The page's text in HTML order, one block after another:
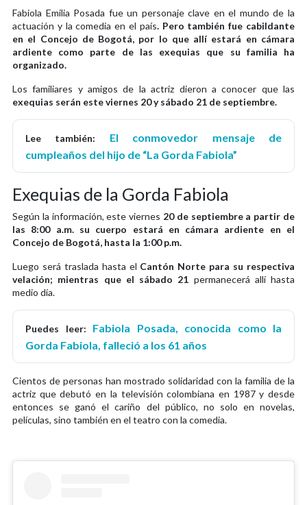
Fabiola Emilia Posada fue un personaje clave en el mundo de la
actuación y la comedia en el país. Pero también fue cabildante
en el Concejo de Bogotá, por lo que allí estará en cámara
ardiente como parte de las exequias que su familia ha
organizado.
Los familiares y amigos de la actriz dieron a conocer que las
exequias serán este viernes 20 y sábado 21 de septiembre.
Lee también: El conmovedor mensaje de
cumpleaños del hijo de “La Gorda Fabiola”
Exequias de la Gorda Fabiola
Según la información, este viernes 20 de septiembre a partir de
las 8:00 a.m. su cuerpo estará en cámara ardiente en el
Concejo de Bogotá, hasta la 1:00 p.m.
Luego será traslada hasta el Cantón Norte para su respectiva
velación; mientras que el sábado 21 permanecerá allí hasta
medio día.
Puedes leer: Fabiola Posada, conocida como la
Gorda Fabiola, falleció a los 61 años
Cientos de personas han mostrado solidaridad con la familia de la
actriz que debutó en la televisión colombiana en 1987 y desde
entonces se ganó el cariño del público, no solo en novelas,
películas, sino también en el teatro con la comedia.